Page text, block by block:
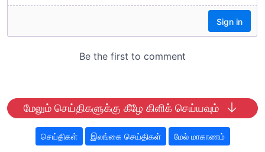
மேலும் செய்திகளுக்கு கீழே கிளிக் செய்யவும்
செய்திகள் இலங்கை செய்திகள் மேல் மாகாணம்